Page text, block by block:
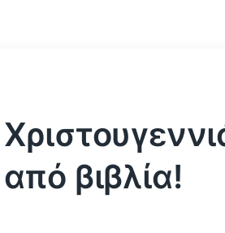
από βιβλία!